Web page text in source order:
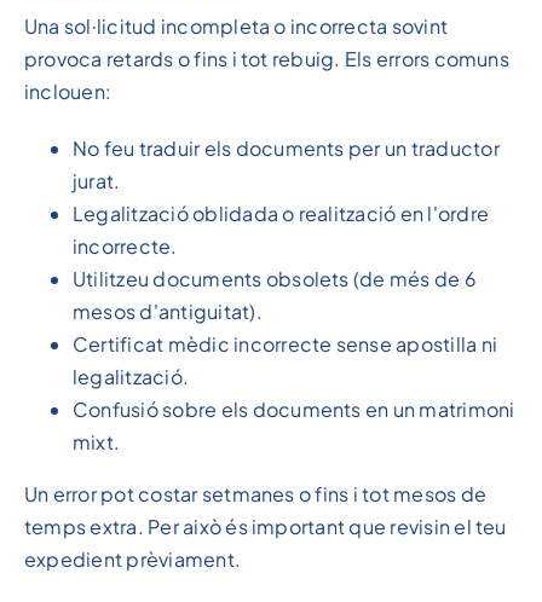
Una sol·licitud incompleta o incorrecta sovint
provoca retards o fins i tot rebuig. Els errors comuns
inclouen:
No feu traduir els documents per un traductor
jurat.
Legalització oblidada o realització en l'ordre
incorrecte.
Utilitzeu documents obsolets (de més de 6
mesos d'antiguitat).
Certificat mèdic incorrecte sense apostilla ni
legalització.
Confusió sobre els documents en un matrimoni
mixt.
Un error pot costar setmanes o fins i tot mesos de
temps extra. Per això és important que revisin el teu
expedient prèviament.